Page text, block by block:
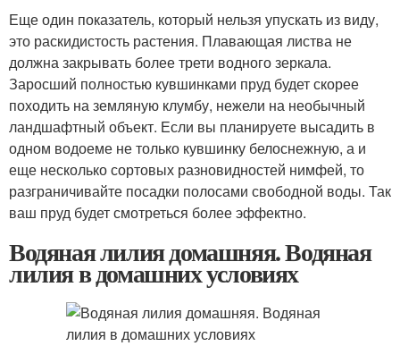
Еще один показатель, который нельзя упускать из виду,
это раскидистость растения. Плавающая листва не
должна закрывать более трети водного зеркала.
Заросший полностью кувшинками пруд будет скорее
походить на земляную клумбу, нежели на необычный
ландшафтный объект. Если вы планируете высадить в
одном водоеме не только кувшинку белоснежную, а и
еще несколько сортовых разновидностей нимфей, то
разграничивайте посадки полосами свободной воды. Так
ваш пруд будет смотреться более эффектно.
Водяная лилия домашняя. Водяная
лилия в домашних условиях